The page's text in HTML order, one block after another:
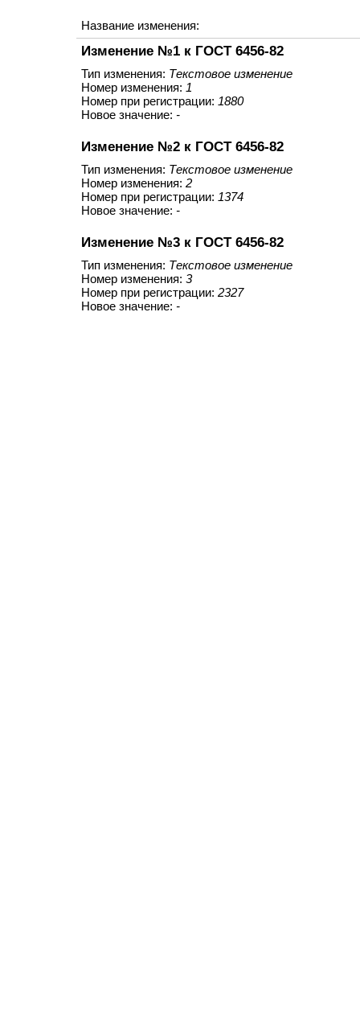
Название изменения:
Изменение №1 к ГОСТ 6456-82
Тип изменения: Текстовое изменение
Номер изменения: 1
Номер при регистрации: 1880
Новое значение: -
Изменение №2 к ГОСТ 6456-82
Тип изменения: Текстовое изменение
Номер изменения: 2
Номер при регистрации: 1374
Новое значение: -
Изменение №3 к ГОСТ 6456-82
Тип изменения: Текстовое изменение
Номер изменения: 3
Номер при регистрации: 2327
Новое значение: -